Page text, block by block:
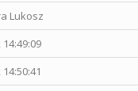
Lukosz